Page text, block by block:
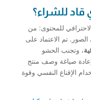
للشراء؟
للمحتوى: من
تم الاعتماد على
، وتجنب الحشو
صياغة وصف منتج
الإقناع النفسي وقوة